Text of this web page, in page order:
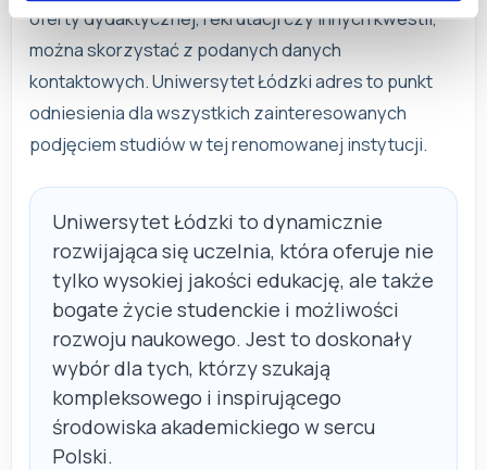
oferty dydaktycznej, rekrutacji czy innych kwestii,
można skorzystać z podanych danych
kontaktowych. Uniwersytet Łódzki adres to punkt
odniesienia dla wszystkich zainteresowanych
podjęciem studiów w tej renomowanej instytucji.
Uniwersytet Łódzki to dynamicznie
rozwijająca się uczelnia, która oferuje nie
tylko wysokiej jakości edukację, ale także
bogate życie studenckie i możliwości
rozwoju naukowego. Jest to doskonały
wybór dla tych, którzy szukają
kompleksowego i inspirującego
środowiska akademickiego w sercu
Polski.